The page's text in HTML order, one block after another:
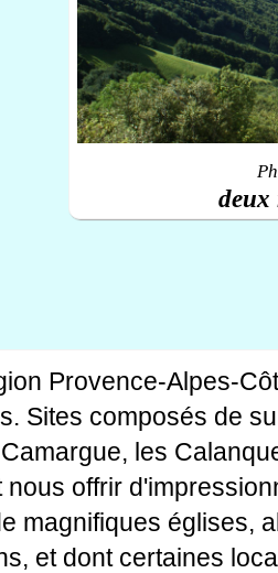
deux
Provence-Alpes-
Sites composés de
les
nous offrir
magnifiques églises,
et dont certaines